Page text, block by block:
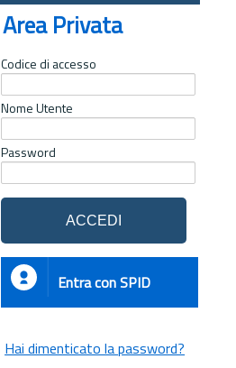
Area Privata
Codice di accesso
Nome Utente
Password
Entra con SPID
Hai dimenticato la password?